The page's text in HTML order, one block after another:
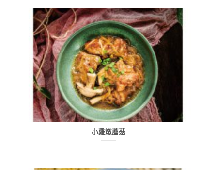
小雞燉蘑菇